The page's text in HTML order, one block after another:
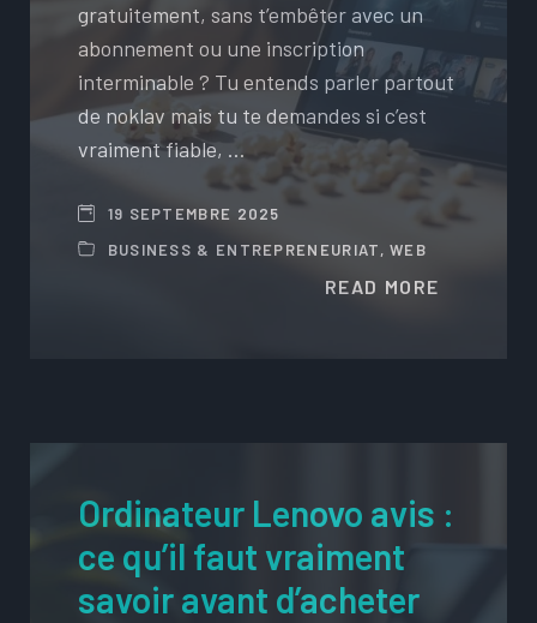
gratuitement, sans t’embêter avec un
abonnement ou une inscription
interminable ? Tu entends parler partout
de noklav mais tu te demandes si c’est
vraiment fiable, …
19 SEPTEMBRE 2025
BUSINESS & ENTREPRENEURIAT,WEB
READ MORE
Ordinateur Lenovo avis :
ce qu’il faut vraiment
savoir avant d’acheter